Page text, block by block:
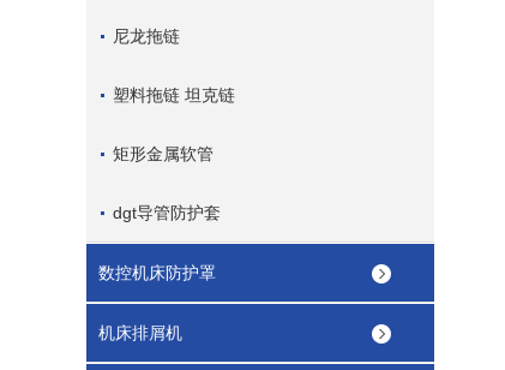
尼龙拖链
塑料拖链 坦克链
矩形金属软管
dgt导管防护套
数控机床防护罩
机床排屑机